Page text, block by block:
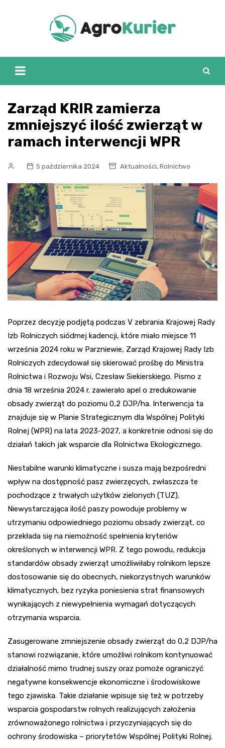
Zarząd KRIR zamierza
zmniejszyć ilość zwierząt w
ramach interwencji WPR
5 października 2024 Aktualności, Rolnictwo
Poprzez decyzję podjętą podczas V zebrania Krajowej Rady
Izb Rolniczych siódmej kadencji, które miało miejsce 11
września 2024 roku w Parzniewie, Zarząd Krajowej Rady Izb
Rolniczych zdecydował się skierować prośbę do Ministra
Rolnictwa i Rozwoju Wsi, Czesław Siekierskiego. Pismo z
dnia 18 września 2024 r. zawierało apel o zredukowanie
obsady zwierząt do poziomu 0,2 DJP/ha. Interwencja ta
znajduje się w Planie Strategicznym dla Wspólnej Polityki
Rolnej (WPR) na lata 2023-2027, a konkretnie odnosi się do
działań takich jak wsparcie dla Rolnictwa Ekologicznego.
Niestabilne warunki klimatyczne i susza mają bezpośredni
wpływ na dostępność pasz zwierzęcych, zwłaszcza te
pochodzące z trwałych użytków zielonych (TUZ).
Niewystarczająca ilość paszy powoduje problemy w
utrzymaniu odpowiedniego poziomu obsady zwierząt, co
przekłada się na niemożność spełnienia kryteriów
określonych w interwencji WPR. Z tego powodu, redukcja
standardów obsady zwierząt umożliwiłaby rolnikom lepsze
dostosowanie się do obecnych, niekorzystnych warunków
klimatycznych, bez ryzyka poniesienia strat finansowych
wynikających z niewypełnienia wymagań dotyczących
otrzymania wsparcia.
Zasugerowane zmniejszenie obsady zwierząt do 0,2 DJP/ha
stanowi rozwiązanie, które umożliwi rolnikom kontynuować
działalność mimo trudnej suszy oraz pomoże ograniczyć
negatywne konsekwencje ekonomiczne i środowiskowe
tego zjawiska. Takie działanie wpisuje się też w potrzeby
wsparcia gospodarstw rolnych realizujących założenia
zrównoważonego rolnictwa i przyczyniających się do
ochrony środowiska – priorytetów Wspólnej Polityki Rolnej.